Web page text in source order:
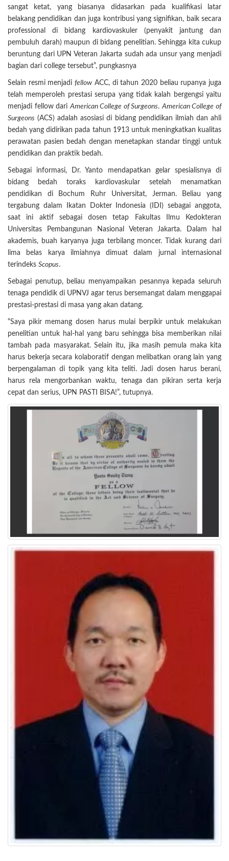
sangat ketat, yang biasanya didasarkan pada kualifikasi latar
belakang pendidikan dan juga kontribusi yang signifikan, baik secara
professional di bidang kardiovaskuler (penyakit jantung dan
pembuluh darah) maupun di bidang penelitian. Sehingga kita cukup
beruntung dari UPN Veteran Jakarta sudah ada unsur yang menjadi
bagian dari college tersebut”, pungkasnya
Selain resmi menjadifellow ACC, di tahun 2020 beliau rupanya juga
telah memperoleh prestasi serupa yang tidak kalah bergengsi yaitu
menjadi fellow dariAmerican College of Surgeons.American College of
Surgeons (ACS) adalah asosiasi di bidang pendidikan ilmiah dan ahli
bedah yang didirikan pada tahun 1913 untuk meningkatkan kualitas
perawatan pasien bedah dengan menetapkan standar tinggi untuk
pendidikan dan praktik bedah.
Sebagai informasi, Dr. Yanto mendapatkan gelar spesialisnya di
bidang bedah toraks kardiovaskular setelah menamatkan
pendidikan di Bochum Ruhr Universitat, Jerman. Beliau yang
tergabung dalam Ikatan Dokter Indonesia (IDI) sebagai anggota,
saat ini aktif sebagai dosen tetap Fakultas Ilmu Kedokteran
Universitas Pembangunan Nasional Veteran Jakarta. Dalam hal
akademis, buah karyanya juga terbilang moncer. Tidak kurang dari
lima belas karya ilmiahnya dimuat dalam jurnal internasional
terindeks Scopus.
Sebagai penutup, beliau menyampaikan pesannya kepada seluruh
tenaga pendidik di UPNVJ agar terus bersemangat dalam menggapai
prestasi-prestasi di masa yang akan datang.
“Saya pikir memang dosen harus mulai berpikir untuk melakukan
penelitian untuk hal-hal yang baru sehingga bisa memberikan nilai
tambah pada masyarakat. Selain itu, jika masih pemula maka kita
harus bekerja secara kolaboratif dengan melibatkan orang lain yang
berpengalaman di topik yang kita teliti. Jadi dosen harus berani,
harus rela mengorbankan waktu, tenaga dan pikiran serta kerja
cepat dan serius, UPN PASTI BISA!”, tutupnya.